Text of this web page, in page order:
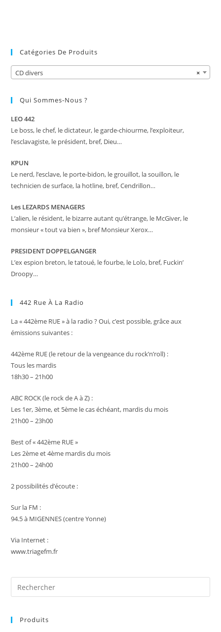
Catégories De Produits
×
CD divers
Qui Sommes-Nous ?
LEO 442
Le boss, le chef, le dictateur, le garde-chiourme, l’exploiteur,
l’esclavagiste, le président, bref, Dieu…
KPUN
Le nerd, l’esclave, le porte-bidon, le grouillot, la souillon, le
technicien de surface, la hotline, bref, Cendrillon…
Les LEZARDS MENAGERS
L’alien, le résident, le bizarre autant qu’étrange, le McGiver, le
monsieur « tout va bien », bref Monsieur Xerox…
PRESIDENT DOPPELGANGER
L’ex espion breton, le tatoué, le fourbe, le Lolo, bref, Fuckin’
Droopy…
442 Rue À La Radio
La « 442ème RUE » à la radio ? Oui, c’est possible, grâce aux
émissions suivantes :
442ème RUE (le retour de la vengeance du rock’n’roll) :
Tous les mardis
18h30 – 21h00
ABC ROCK (le rock de A à Z) :
Les 1er, 3ème, et 5ème le cas échéant, mardis du mois
21h00 – 23h00
Best of « 442ème RUE »
Les 2ème et 4ème mardis du mois
21h00 – 24h00
2 possibilités d’écoute :
Sur la FM :
94.5 à MIGENNES (centre Yonne)
Via Internet :
www.triagefm.fr
Produits